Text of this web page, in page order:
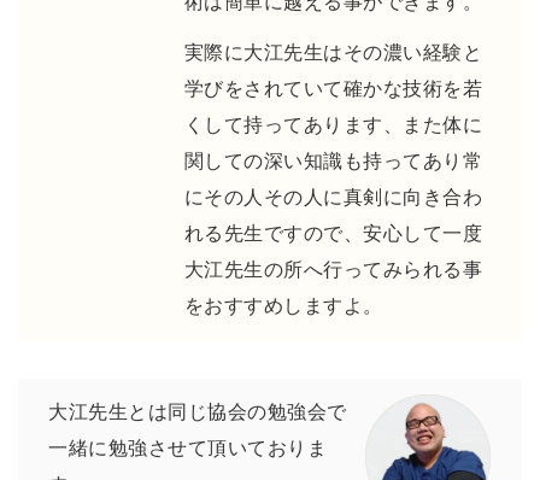
実際に大江先生はその濃い経験と
学びをされていて確かな技術を若
くして持ってあります、また体に
関しての深い知識も持ってあり常
にその人その人に真剣に向き合わ
れる先生ですので、安心して一度
大江先生の所へ行ってみられる事
をおすすめしますよ。
大江先生とは同じ協会の勉強会で
一緒に勉強させて頂いておりま